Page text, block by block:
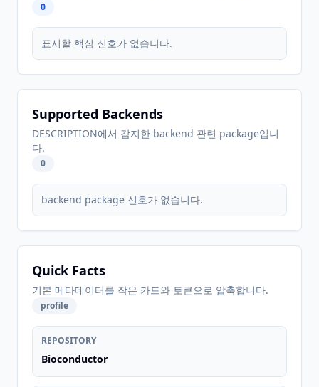
0
표시할 핵심 신호가 없습니다.
Supported Backends
DESCRIPTION에서 감지한 backend 관련 package입니
다.
0
backend package 신호가 없습니다.
Quick Facts
기본 메타데이터를 작은 카드와 토큰으로 압축합니다.
profile
REPOSITORY
Bioconductor